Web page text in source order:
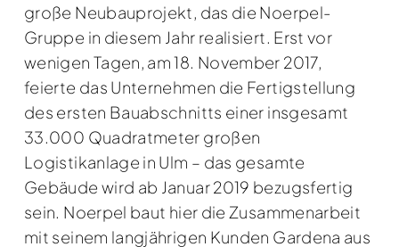
große Neubauprojekt, das die Noerpel-
Gruppe in diesem Jahr realisiert. Erst vor
wenigen Tagen, am 18. November 2017,
feierte das Unternehmen die Fertigstellung
des ersten Bauabschnitts einer insgesamt
33.000 Quadratmeter großen
Logistikanlage in Ulm – das gesamte
Gebäude wird ab Januar 2019 bezugsfertig
sein. Noerpel baut hier die Zusammenarbeit
mit seinem langjährigen Kunden Gardena aus